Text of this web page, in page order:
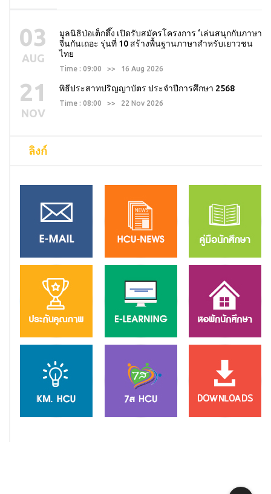
03
AUG
มูลนิธิป่อเต็กตึ๊ง เปิดรับสมัครโครงการ ‘เล่นสนุกกับภาษา
จีนกันเถอะ รุ่นที่ 10 สร้างพื้นฐานภาษาสำหรับเยาวชน
ไทย
Time : 09:00 >> 16 Aug 2026
21
NOV
พิธีประสาทปริญญาบัตร ประจำปีการศึกษา 2568
Time : 08:00 >> 22 Nov 2026
ลิงก์